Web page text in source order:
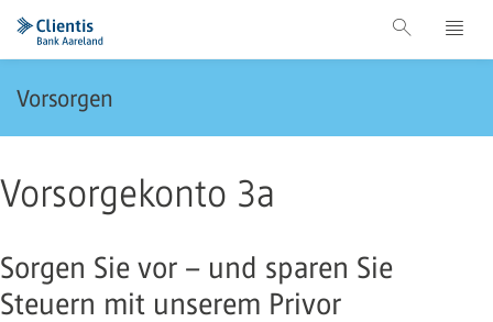
Vorsorgen
Vorsorgekonto 3a
Sorgen Sie vor – und sparen Sie
Steuern mit unserem Privor